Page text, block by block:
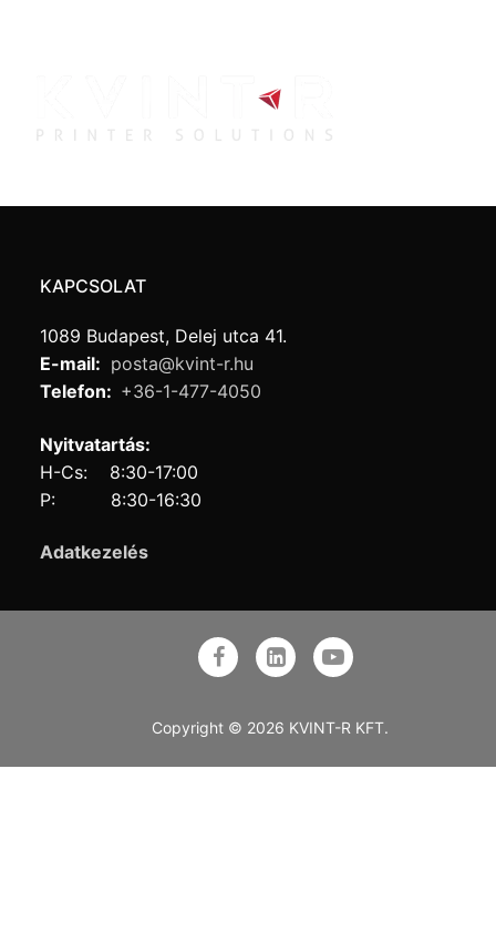
KAPCSOLAT
1089 Budapest, Delej utca 41.
E-mail: posta@kvint-r.hu
Telefon: +36-1-477-4050
Nyitvatartás:
H-Cs: 8:30-17:00
P: 8:30-16:30
Adatkezelés
Copyright © 2026 KVINT-R KFT.